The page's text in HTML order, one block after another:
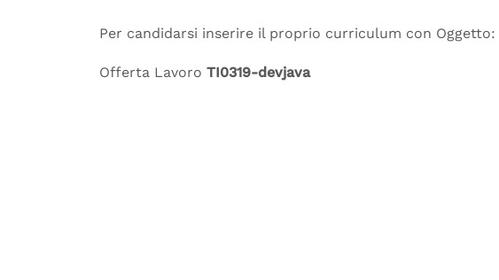
Per candidarsi inserire il proprio curriculum con Oggetto:
Offerta Lavoro TI0319-devjava